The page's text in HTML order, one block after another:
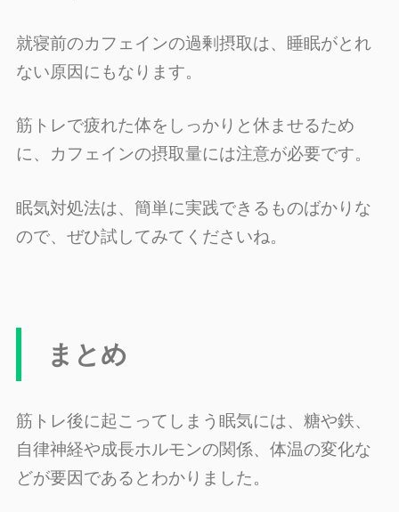
就寝前のカフェインの過剰摂取は、睡眠がとれ
ない原因にもなります。
筋トレで疲れた体をしっかりと休ませるため
に、カフェインの摂取量には注意が必要です。
眠気対処法は、簡単に実践できるものばかりな
ので、ぜひ試してみてくださいね。
まとめ
筋トレ後に起こってしまう眠気には、糖や鉄、
自律神経や成長ホルモンの関係、体温の変化な
どが要因であるとわかりました。